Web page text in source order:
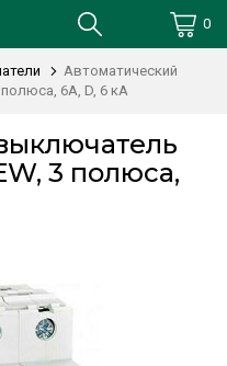
0
Автоматический
6А, D, 6 кА
3 полюса,